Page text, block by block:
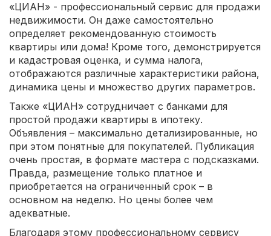
«ЦИАН» - профессиональный сервис для продажи
недвижимости. Он даже самостоятельно
определяет рекомендованную стоимость
квартиры или дома! Кроме того, демонстрируется
и кадастровая оценка, и сумма налога,
отображаются различные характеристики района,
динамика цены и множество других параметров.
Также «ЦИАН» сотрудничает с банками для
простой продажи квартиры в ипотеку.
Объявления – максимально детализированные, но
при этом понятные для покупателей. Публикация
очень простая, в формате мастера с подсказками.
Правда, размещение только платное и
приобретается на ограниченный срок – в
основном на неделю. Но цены более чем
адекватные.
Благодаря этому профессиональному сервису